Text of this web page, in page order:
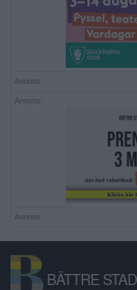
Annons:
Annons:
Annons:
BÄTTRE